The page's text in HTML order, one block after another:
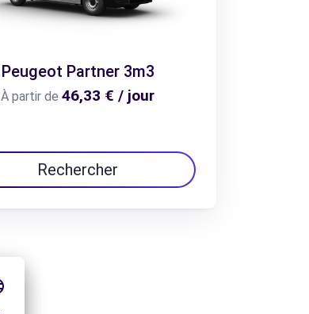
Peugeot Partner 3m3
À partir de 46,33 € / jour
Rechercher